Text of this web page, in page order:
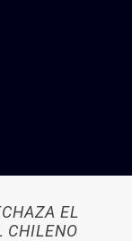
EL
CHILENO